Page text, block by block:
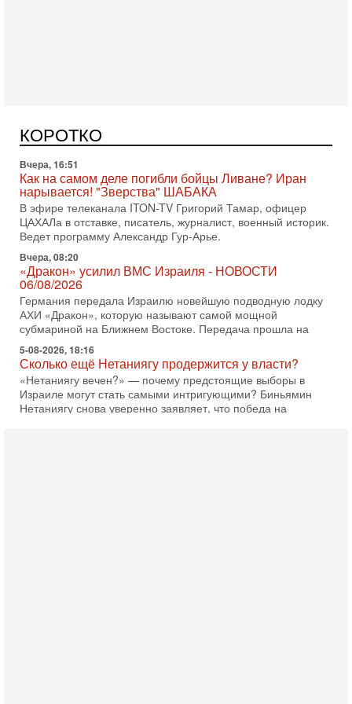
КОРОТКО
АХИ «Дракон» (Drakon), которая уже стала самой дорогой
субмариной в истории ЦАХАЛ. Но почему её
Вчера, 16:51
Как на самом деле погибли бойцы Ливане? Иран
нарывается! "Зверства" ШАБАКА
В эфире телеканала ITON-TV Григорий Тамар, офицер
ЦАХАЛа в отставке, писатель, журналист, военный историк.
Ведет программу Александр Гур-Арье.
Вчера, 08:20
«Дракон» усилил ВМС Израиля - НОВОСТИ
06/08/2026
Германия передала Израилю новейшую подводную лодку
АХИ «Дракон», которую называют самой мощной
субмариной на Ближнем Востоке. Передача прошла на
5-08-2026, 18:16
Сколько ещё Нетаниягу продержится у власти?
«Нетаниягу вечен?» — почему предстоящие выборы в
Израиле могут стать самыми интригующими? Биньямин
Нетаниягу снова уверенно заявляет, что победа на